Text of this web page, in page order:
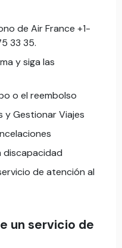
de Air France +1-
33 35.
y siga las
o el reembolso
y Gestionar Viajes
discapacidad
de atención al
un servicio de